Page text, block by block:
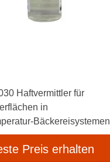
Haftvermittler für
in
Bäckereisystemen
Preis erhalten